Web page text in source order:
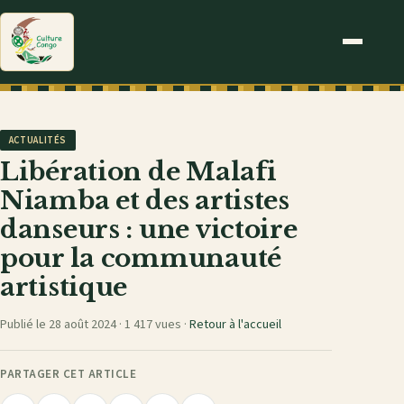
ACTUALITÉS
Libération de Malafi
Niamba et des artistes
danseurs : une victoire
pour la communauté
artistique
Publié le 28 août 2024 · 1 417 vues · Retour à l'accueil
PARTAGER CET ARTICLE